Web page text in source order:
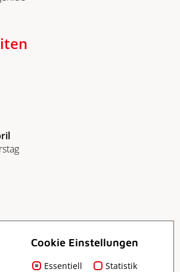
Cookie Einstellungen
Essentiell Statistik